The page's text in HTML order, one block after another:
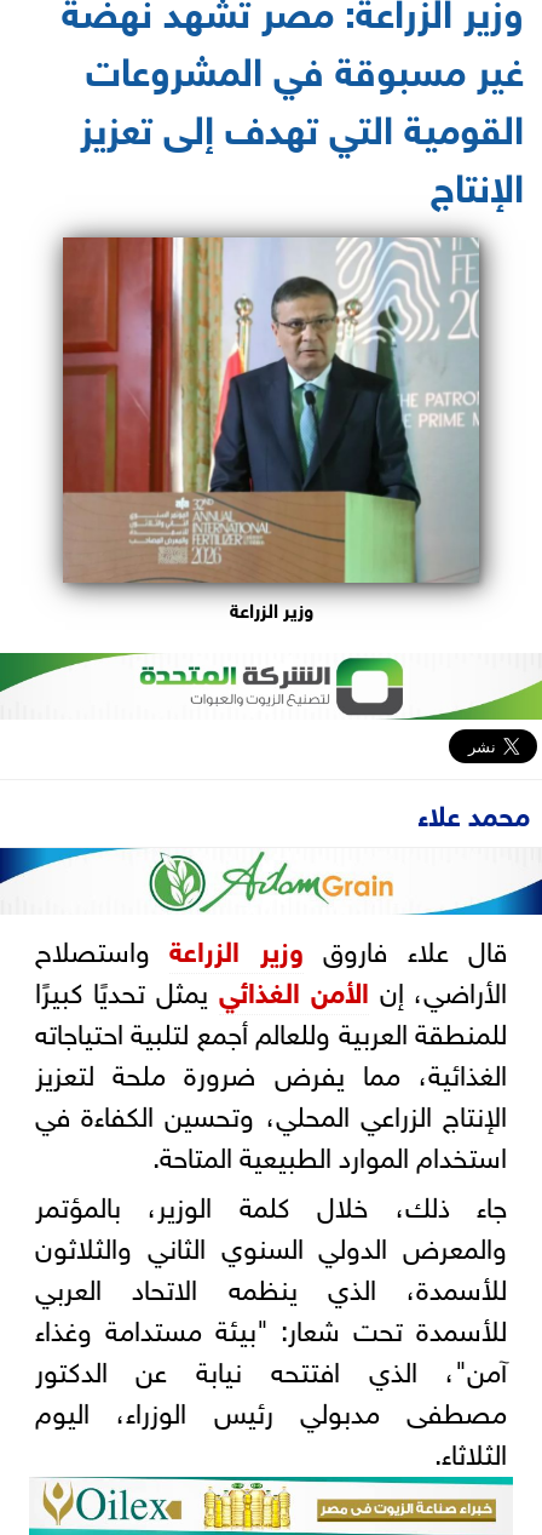
غير مسبوقة في المشروعات
القومية التي تهدف إلى تعزيز
الإنتاج
وزير الزراعة
محمد علاء
قال علاء فاروق وزير الزراعةواستصلاح
الأراضي، إن الأمن الغذائي يمثل تحديًا كبيرًا
للمنطقة العربية وللعالم أجمع لتلبية احتياجاته
الغذائية، مما يفرض ضرورة ملحة لتعزيز
الإنتاج الزراعي المحلي، وتحسين الكفاءة في
استخدام الموارد الطبيعية المتاحة.
جاء ذلك، خلال كلمة الوزير، بالمؤتمر
والمعرض الدولي السنوي الثاني والثلاثون
للأسمدة، الذي ينظمه الاتحاد العربي
للأسمدة تحت شعار: "بيئة مستدامة وغذاء
آمن"، الذي افتتحه نيابة عن الدكتور
مصطفى مدبولي رئيس الوزراء، اليوم
الثلاثاء.